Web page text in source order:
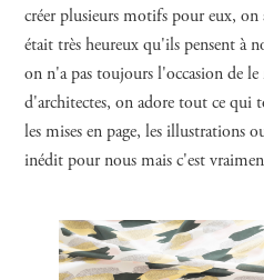
créer plusieurs motifs pour eux, on
était très heureux qu'ils pensent à
on n'a pas toujours l'occasion de
d'architectes, on adore tout ce qui
les mises en page, les illustrations
inédit pour nous mais c'est